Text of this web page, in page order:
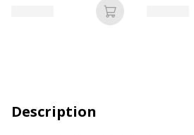
Ajouter au
Description